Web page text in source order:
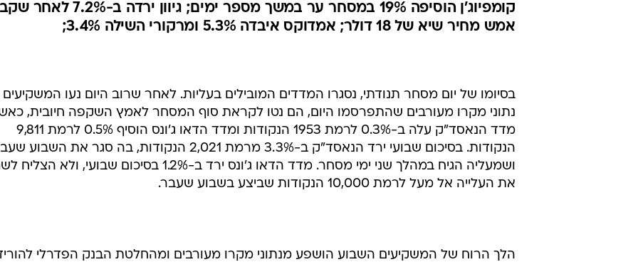
קומפיוג'ן הוסיפה 19% במסחר ער במשך מספר ימים; גיוון ירדה
אמש מחיר שיא של 18 דולר; אמדוקס איבדה 5.3% ומרקורי השילה 3.4%;
בסיומו של יום מסחר תנודתי, נסגרו המדדים המובילים בעליות. לאחר שרוב היום נעו המשקיעים
נתוני מקרו מעורבים שהתפרסמו היום, הם נטו לקראת סוף המסחר לאמץ השקפה חיובית,
מדד הנאסד"ק עלה ב-0.3% לרמת 1953 הנקודות ומדד הדאו ג'ונס הוסיף 0.5% לרמת 9,811
הנקודות. בסיכום שבועי ירד הנאסד"ק ב-3.3% מרמת 2,021 הנקודות, בה סגר את השבוע
ושמעליה הגיח במהלך שני ימי מסחר. מדד הדאו ג'ונס ירד ב-1.2% בסיכום שבועי, ולא
את העלייה אל מעל לרמת 10,000 הנקודות שביצע בשבוע שעבר.
הלך הרוח של המשקיעים השבוע הושפע מנתוני מקרו מעורבים ומהחלטת הבנק הפדרלי